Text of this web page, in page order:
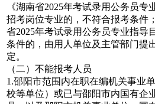
《湖南省2025年考试录用公务员专
招考岗位专业的，不符合报考条件
省2025年考试录用公务员专业指导
条件的，由用人单位及主管部门提
定。
（二）不能报考人员
1.邵阳市范围内在职在编机关事业
校等单位）或已与邵阳市内国有企